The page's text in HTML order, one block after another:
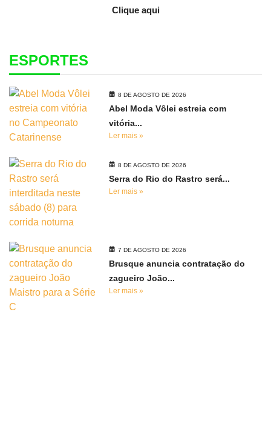
Clique aqui
ESPORTES
8 DE AGOSTO DE 2026
Abel Moda Vôlei estreia com
vitória...
Ler mais »
8 DE AGOSTO DE 2026
Serra do Rio do Rastro será...
Ler mais »
7 DE AGOSTO DE 2026
Brusque anuncia contratação do
zagueiro João...
Ler mais »